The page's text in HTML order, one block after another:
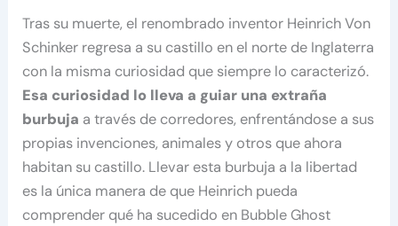
Tras su muerte, el renombrado inventor Heinrich Von
Schinker regresa a su castillo en el norte de Inglaterra
con la misma curiosidad que siempre lo caracterizó.
Esa curiosidad lo lleva a guiar una extraña
burbuja a través de corredores, enfrentándose a sus
propias invenciones, animales y otros que ahora
habitan su castillo. Llevar esta burbuja a la libertad
es la única manera de que Heinrich pueda
comprender qué ha sucedido en Bubble Ghost